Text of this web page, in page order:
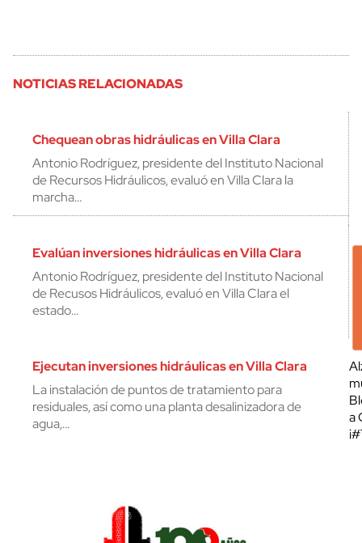
NOTICIAS RELACIONADAS
Chequean obras hidráulicas en Villa Clara
Antonio Rodríguez, presidente del Instituto Nacional
de Recursos Hidráulicos, evaluó en Villa Clara la
marcha…
Evalúan inversiones hidráulicas en Villa Clara
Antonio Rodríguez, presidente del Instituto Nacional
de Recusos Hidráulicos, evaluó en Villa Clara el
estado…
Ejecutan inversiones hidráulicas en Villa Clara
La instalación de puntos de tratamiento para
residuales, así como una planta desalinizadora de
agua,…
a